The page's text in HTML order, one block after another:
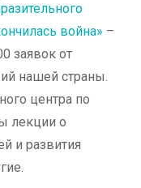
война» –
заявок от
нашей страны.
центра по
лекции о
и развития